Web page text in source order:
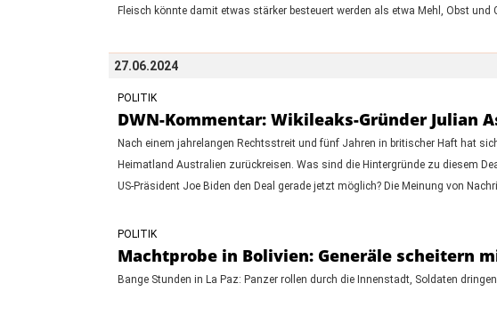
Fleisch könnte damit etwas stärker besteuert werden als etwa Mehl, Obst
27.06.2024
POLITIK
DWN-Kommentar: Wikileaks-Gründer Julian
Nach einem jahrelangen Rechtsstreit und fünf Jahren in britischer Haft hat
Heimatland Australien zurückreisen. Was sind die Hintergründe zu diesem
US-Präsident Joe Biden den Deal gerade jetzt möglich? Die Meinung von
POLITIK
Machtprobe in Bolivien: Generäle scheitern
Bange Stunden in La Paz: Panzer rollen durch die Innenstadt, Soldaten